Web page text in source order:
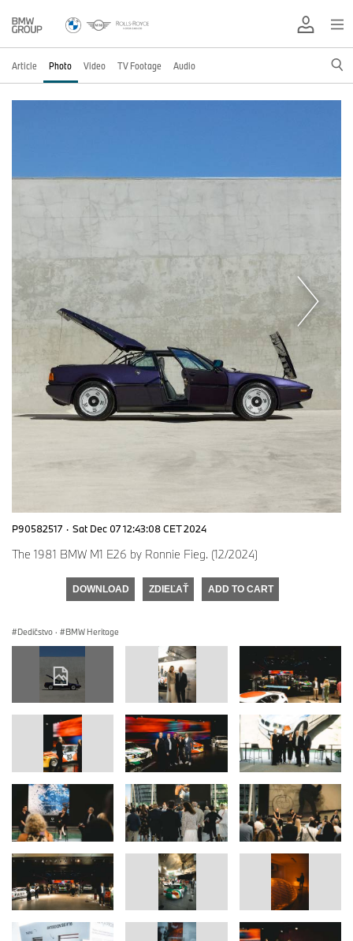
Article Photo Video TV Footage Audio
P90582517 · Sat Dec 07 12:43:08 CET 2024
The 1981 BMW M1 E26 by Ronnie Fieg. (12/2024)
DOWNLOAD ZDIEĽAŤ ADD TO CART
Dedičstvo · BMW Heritage